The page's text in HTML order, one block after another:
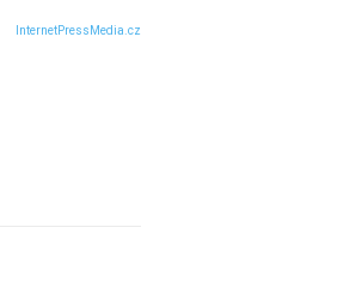
InternetPressMedia.cz